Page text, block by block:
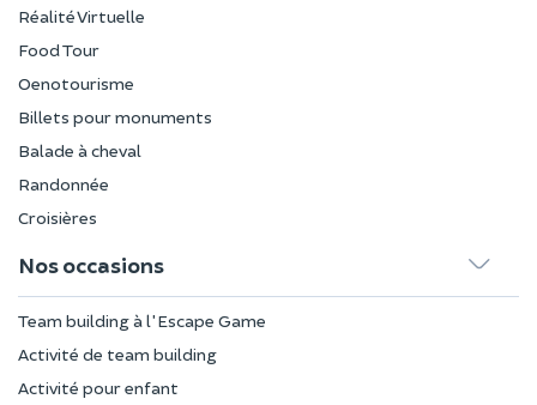
Réalité Virtuelle
Food Tour
Oenotourisme
Billets pour monuments
Balade à cheval
Randonnée
Croisières
Nos occasions
Team building à l'Escape Game
Activité de team building
Activité pour enfant